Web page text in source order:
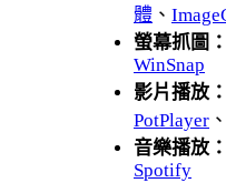
體 、
螢幕抓圖：
WinSnap
影片播放：
PotPlayer 、
音樂播放：
Spotify